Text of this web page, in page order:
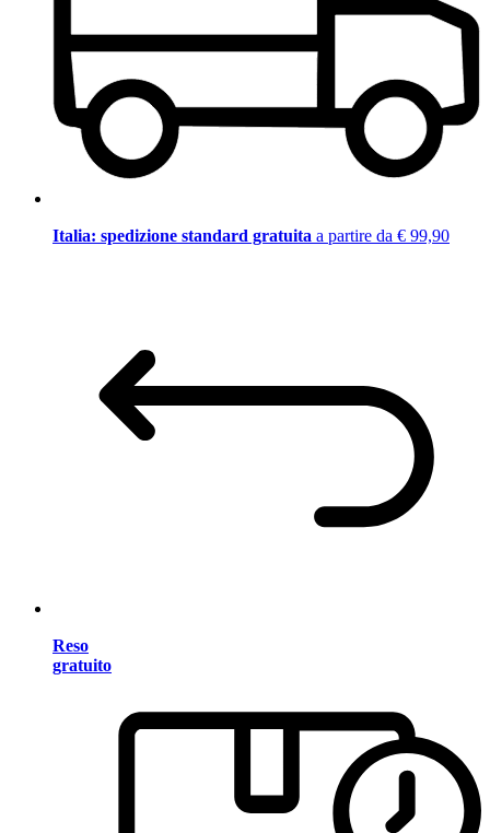
Italia: spedizione standard gratuita a partire da € 99,90
Reso
gratuito